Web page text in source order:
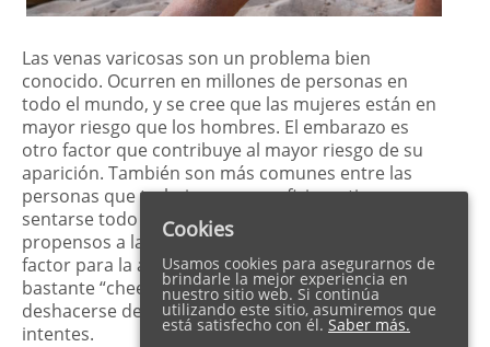
Las venas varicosas son un problema bien
conocido. Ocurren en millones de personas en
todo el mundo, y se cree que las mujeres están en
mayor riesgo que los hombres. El embarazo es
otro factor que contribuye al mayor riesgo de su
aparición. También son más comunes entre las
personas que trabajan en una oficina y tienen que
sentarse todo el día. Esto, a su vez, los hace más
propensos a la
obesidad, que es de nuevo un
factor para la aparición de las venas varicosas. Son
bastante “cheeky” y a menudo puede ser difícil
deshacerse de ellos, no importa lo duro que lo
intentes.
Cookies
Usamos cookies para asegurarnos de
brindarle la mejor experiencia en
nuestro sitio web. Si continúa
utilizando este sitio, asumiremos que
está satisfecho con él. Saber más.